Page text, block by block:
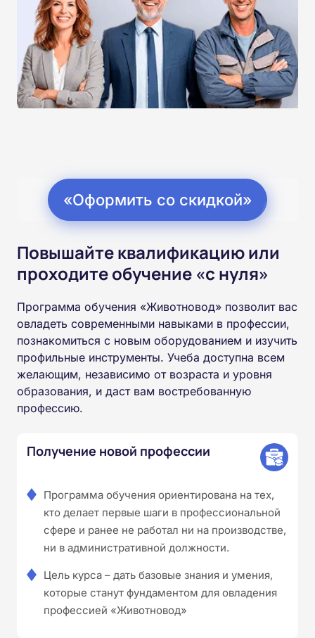
«Оформить со скидкой»
Повышайте квалификацию или
проходите обучение «с нуля»
Программа обучения «Животновод» позволит вас
овладеть современными навыками в профессии,
познакомиться с новым оборудованием и изучить
профильные инструменты. Учеба доступна всем
желающим, независимо от возраста и уровня
образования, и даст вам востребованную
профессию.
Получение новой профессии
Программа обучения ориентирована на тех,
кто делает первые шаги в профессиональной
сфере и ранее не работал ни на производстве,
ни в административной должности.
Цель курса – дать базовые знания и умения,
которые станут фундаментом для овладения
профессией «Животновод»